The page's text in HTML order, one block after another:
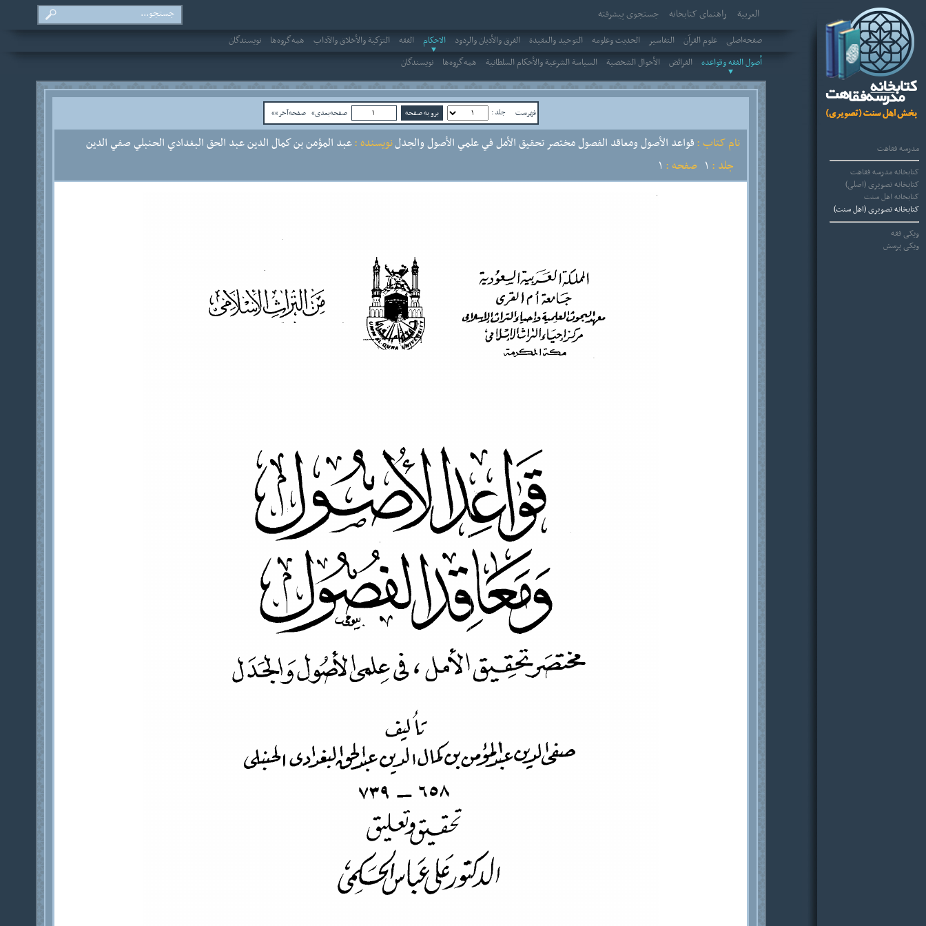
مدرسه فقاهت
کتابخانه مدرسه فقاهت
کتابخانه تصویری (اصلی)
کتابخانه اهل سنت
کتابخانه تصویری (اهل سنت)
ویکی فقه
ویکی پرسش
العربیة راهنمای کتابخانه
جستجوی پیشرفته
صفحه‌اصلی علوم القرآن التفاسير الحديث وعلومه التوحيد والعقيدة الفرق والأديان والردود الاحکام الفقه التزكية والأخلاق والآداب همه‌گروه‌ها
نویسندگان
أصول الفقه وقواعده الفرائض الأحوال الشخصية السياسة الشرعية والأحكام السلطانية همه‌گروه‌ها نویسندگان
فهرست جلد : صفحه‌بعدی» صفحه‌آخر»»
نام کتاب :قواعد الأصول ومعاقد الفصول مختصر تحقيق الأمل في علمي الأصول والجدلنویسنده :عبد المؤمن بن كمال الدين عبد الحق البغدادي الحنبلي صفي الدين
جلد :
صفحه :